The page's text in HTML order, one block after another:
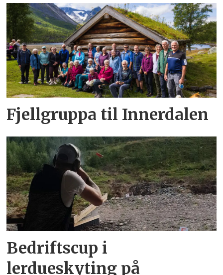
Fjellgruppa til Innerdalen
Bedriftscup i
lerdueskyting på